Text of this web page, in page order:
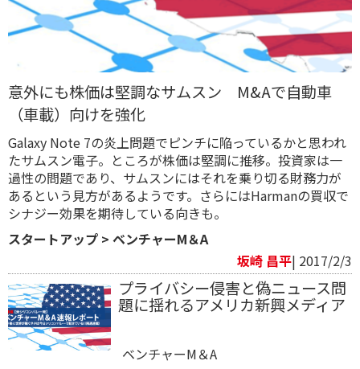
意外にも株価は堅調なサムスン M&Aで自動車
（車載）向けを強化
Galaxy Note 7の炎上問題でピンチに陥っているかと思われ
たサムスン電子。ところが株価は堅調に推移。投資家は一
過性の問題であり、サムスンにはそれを乗り切る財務力が
あるという見方があるようです。さらにはHarmanの買収で
シナジー効果を期待している向きも。
スタートアップ > ベンチャーM＆A
坂崎 昌平| 2017/2/3
プライバシー侵害と偽ニュース問
題に揺れるアメリカ新興メディア
ベンチャーM＆A